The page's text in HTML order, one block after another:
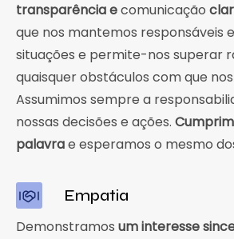
transparência ecomunicação
que nos mantemos responsáveis
situações e permite-nos superar
quaisquer obstáculos com que
Assumimos sempre a
nossas decisões e ações.
palavrae esperamos o mesmo
Empatia
Demonstramos um interesse